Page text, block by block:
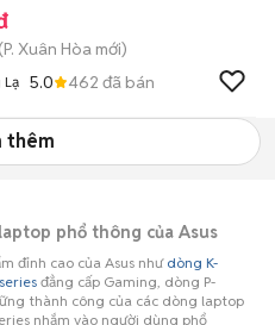
(P. Xuân Hòa mới)
Lạ 5.0 462 đã bán
thêm
phổ thông của Asus
đỉnh cao của Asus như dòng K-
đẳng cấp Gaming, dòng P-
thành công của các dòng laptop
nhắm vào người dùng phổ